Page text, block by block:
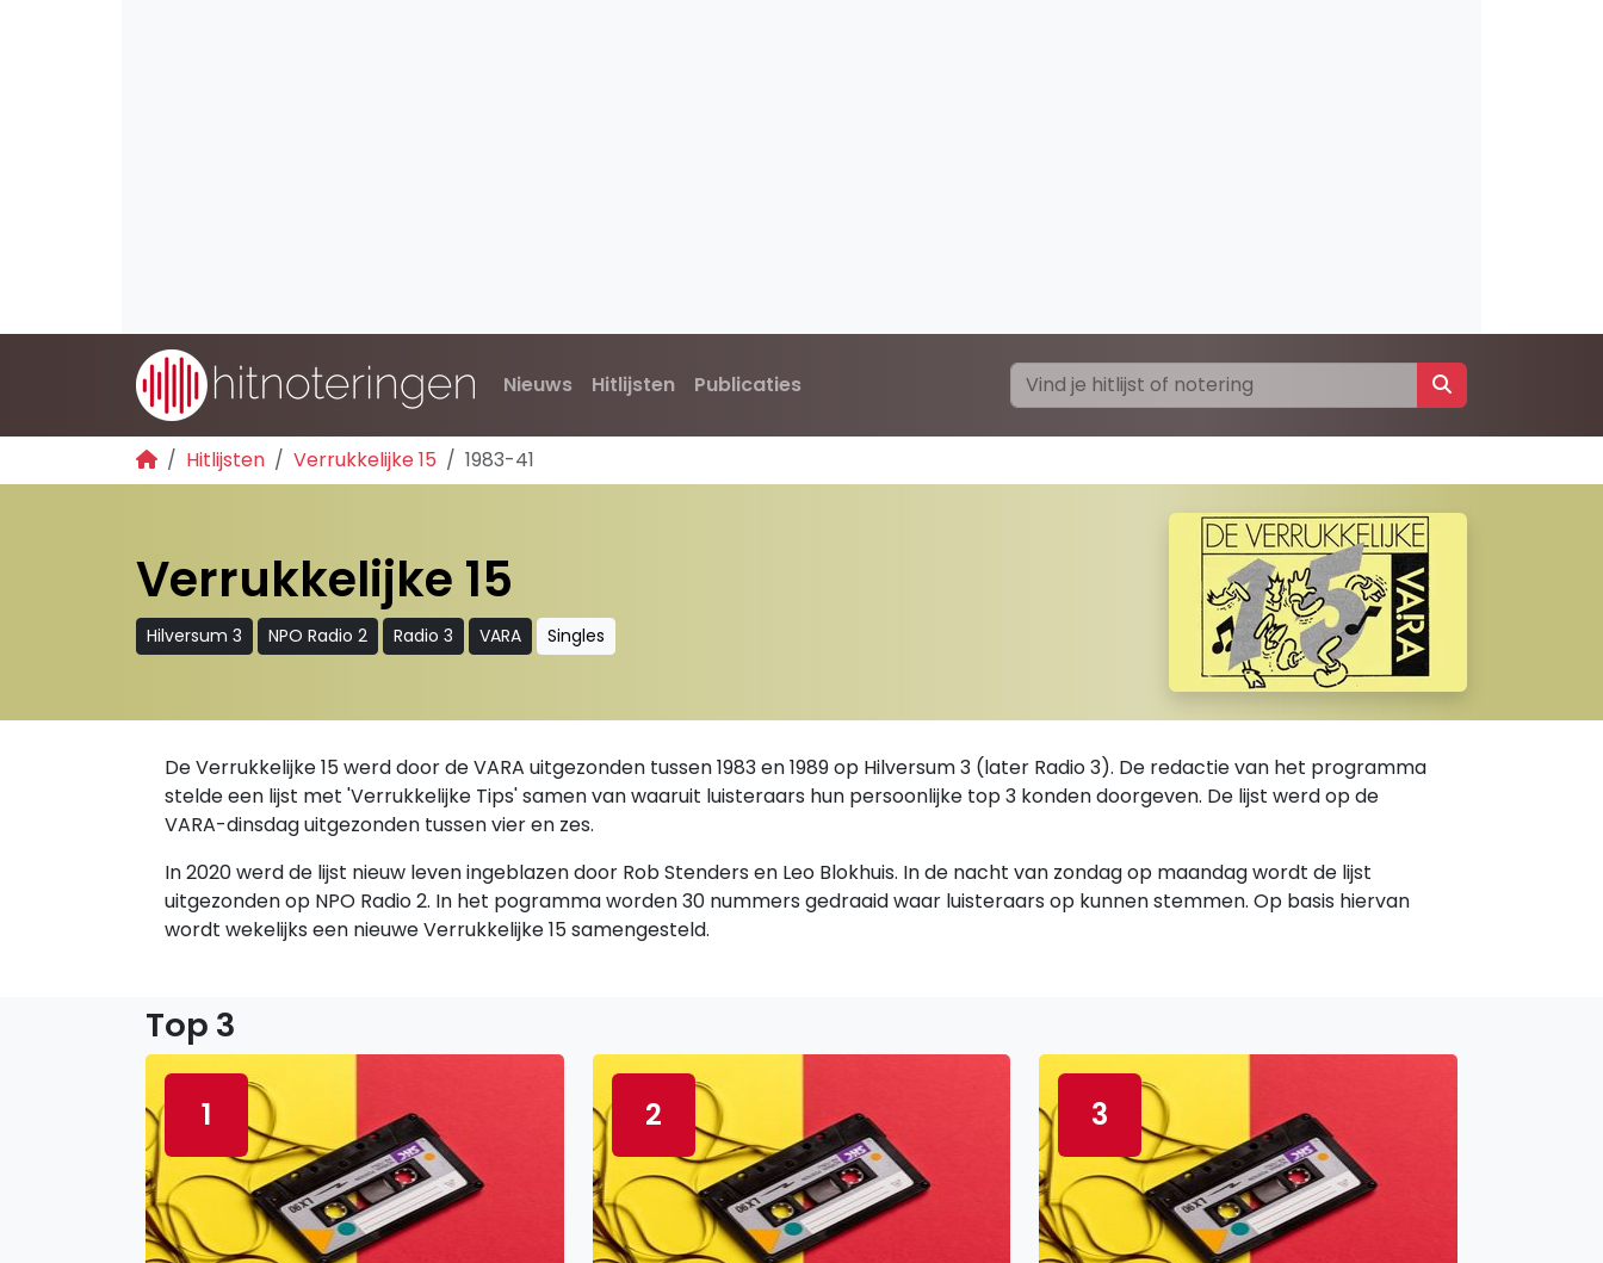
Nieuws Hitlijsten Publicaties
Hitlijsten Verrukkelijke 15 1983-41
Verrukkelijke 15
Hilversum 3 NPO Radio 2 Radio 3 VARA Singles
De Verrukkelijke 15 werd door de VARA uitgezonden tussen 1983 en 1989 op Hilversum 3 (later Radio 3). De redactie van het programma
stelde een lijst met 'Verrukkelijke Tips' samen van waaruit luisteraars hun persoonlijke top 3 konden doorgeven. De lijst werd op de
VARA-dinsdag uitgezonden tussen vier en zes.
In 2020 werd de lijst nieuw leven ingeblazen door Rob Stenders en Leo Blokhuis. In de nacht van zondag op maandag wordt de lijst
uitgezonden op NPO Radio 2. In het pogramma worden 30 nummers gedraaid waar luisteraars op kunnen stemmen. Op basis hiervan
wordt wekelijks een nieuwe Verrukkelijke 15 samengesteld.
Top 3
1 2 3